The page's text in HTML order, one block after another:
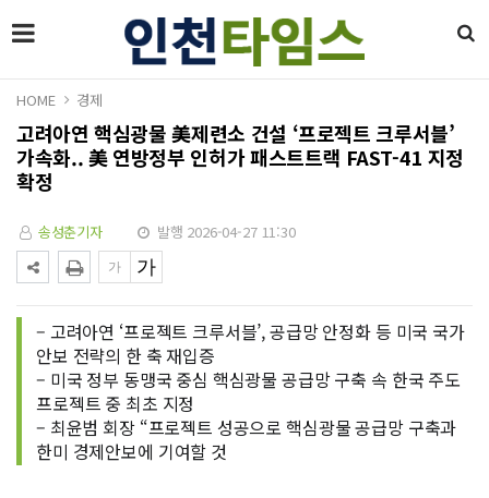
HOME 경제
고려아연 핵심광물 美제련소 건설 ‘프로젝트 크루서블’
가속화.. 美 연방정부 인허가 패스트트랙 FAST-41 지정
확정
송성춘기자 발행 2026-04-27 11:30
– 고려아연 ‘프로젝트 크루서블’, 공급망 안정화 등 미국 국가
안보 전략의 한 축 재입증
– 미국 정부 동맹국 중심 핵심광물 공급망 구축 속 한국 주도
프로젝트 중 최초 지정
– 최윤범 회장 “프로젝트 성공으로 핵심광물 공급망 구축과
한미 경제안보에 기여할 것